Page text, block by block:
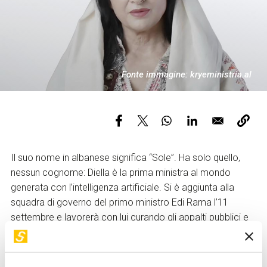
Servizi e accessibilità
Biglietti
Fonte immagine: kryeministria.al
Il suo nome in albanese significa “Sole”. Ha solo quello,
nessun cognome: Diella è la prima ministra al mondo
generata con l’intelligenza artificiale. Si è aggiunta alla
squadra di governo del primo ministro Edi Rama l’11
settembre e lavorerà con lui curando gli appalti pubblici e
dunque stipulando i contratti con le aziende private.
Diella si presenta come una donna dai lunghi capelli neri